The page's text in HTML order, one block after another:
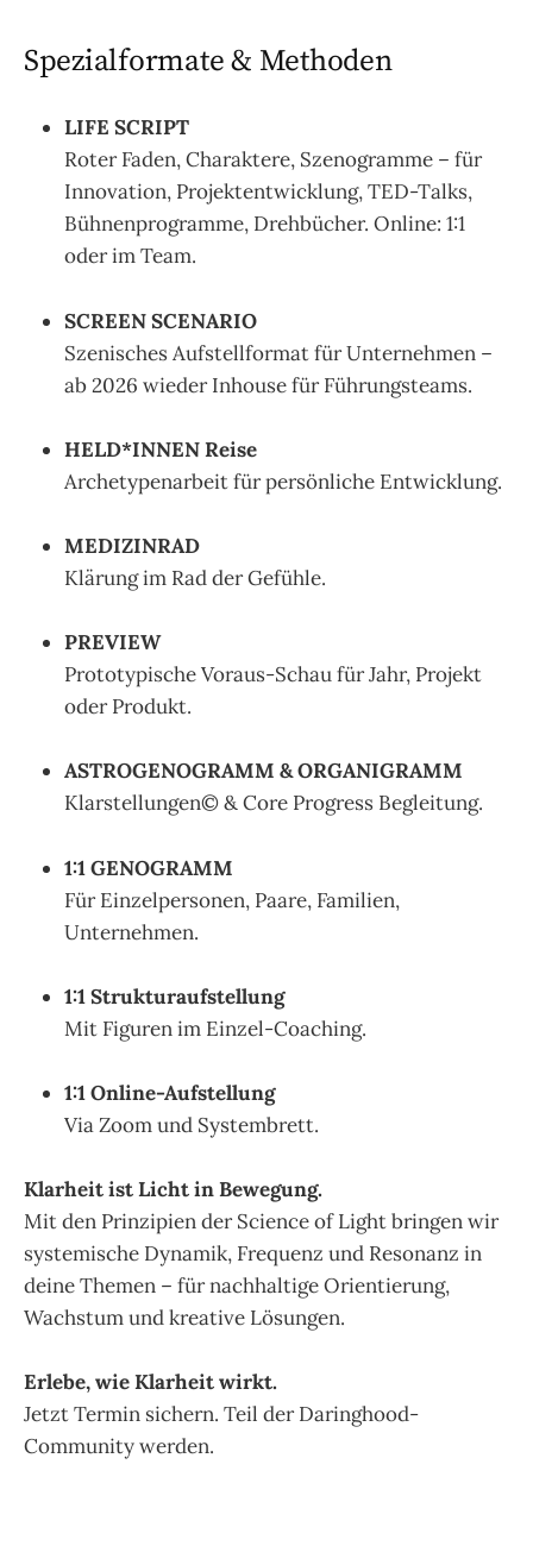
Spezialformate & Methoden
LIFE SCRIPT
Roter Faden, Charaktere, Szenogramme – für
Innovation, Projektentwicklung, TED-Talks,
Bühnenprogramme, Drehbücher. Online: 1:1
oder im Team.
SCREEN SCENARIO
Szenisches Aufstellformat für Unternehmen –
ab 2026 wieder Inhouse für Führungsteams.
HELD*INNEN Reise
Archetypenarbeit für persönliche Entwicklung.
MEDIZINRAD
Klärung im Rad der Gefühle.
PREVIEW
Prototypische Voraus-Schau für Jahr, Projekt
oder Produkt.
ASTROGENOGRAMM & ORGANIGRAMM
Klarstellungen© & Core Progress Begleitung.
1:1 GENOGRAMM
Für Einzelpersonen, Paare, Familien,
Unternehmen.
1:1 Strukturaufstellung
Mit Figuren im Einzel-Coaching.
1:1 Online-Aufstellung
Via Zoom und Systembrett.
Klarheit ist Licht in Bewegung.
Mit den Prinzipien der Science of Light bringen wir
systemische Dynamik, Frequenz und Resonanz in
deine Themen – für nachhaltige Orientierung,
Wachstum und kreative Lösungen.
Erlebe, wie Klarheit wirkt.
Jetzt Termin sichern. Teil der Daringhood-
Community werden.